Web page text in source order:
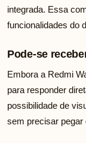
integrada. Essa
funcionalidades do
Pode-se
Embora a Redmi
para responder
possibilidade de
sem precisar pegar